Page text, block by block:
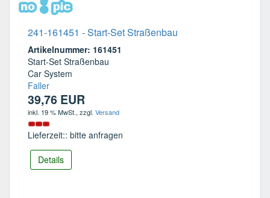
241-161451 - Start-Set Straßenbau
Artikelnummer: 161451
Start-Set Straßenbau
Car System
Faller
39,76 EUR
inkl. 19 % MwSt., zzgl. Versand
Lieferzeit:: bitte anfragen
Details